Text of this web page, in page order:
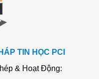
TIN HỌC PCI
& Hoạt Động: